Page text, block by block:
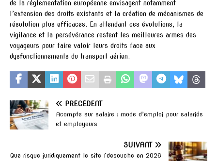
de la réglementation européenne envisagent notamment
l’extension des droits existants et la création de mécanismes de
résolution plus efficaces. En attendant ces évolutions, la
vigilance et la persévérance restent les meilleures armes des
voyageurs pour faire valoir leurs droits face aux
dysfonctionnements du transport aérien.
PRÉCÉDENT
Acompte sur salaire : mode d’emploi pour salariés
et employeurs
SUIVANT
Que risque juridiquement le site fdesouche en 2026